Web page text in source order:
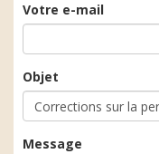
Votre e-mail
Objet
Message